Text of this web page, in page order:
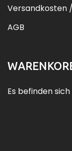
Versandkosten
AGB
Es befinden